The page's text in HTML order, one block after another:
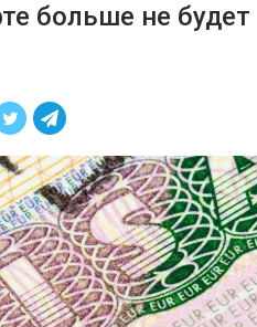
больше не будет